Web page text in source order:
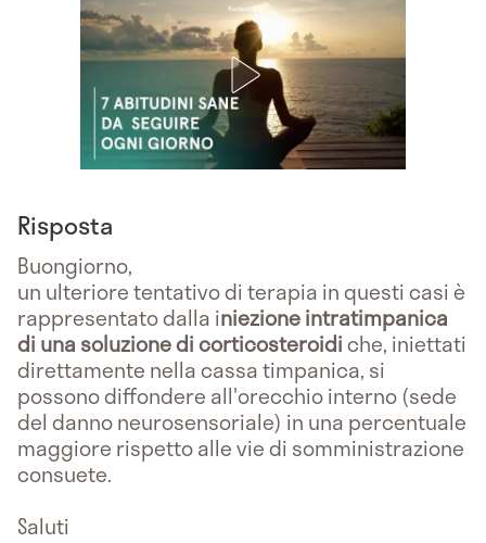
Risposta
Buongiorno,
un ulteriore tentativo di terapia in questi casi è
rappresentato dalla iniezione intratimpanica
di una soluzione di corticosteroidiche, iniettati
direttamente nella cassa timpanica, si
possono diffondere all'orecchio interno (sede
del danno neurosensoriale) in una percentuale
maggiore rispetto alle vie di somministrazione
consuete.
Saluti